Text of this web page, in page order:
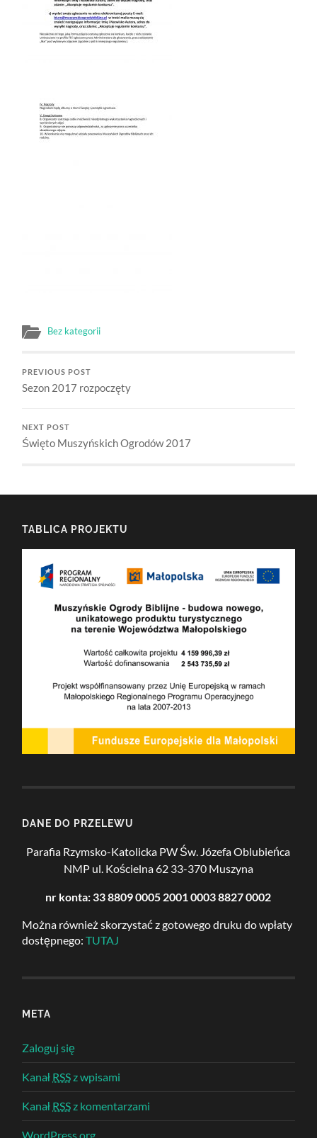
Bez kategorii
PREVIOUS POST
Sezon 2017 rozpoczęty
NEXT POST
Święto Muszyńskich Ogrodów 2017
TABLICA PROJEKTU
DANE DO PRZELEWU
Parafia Rzymsko-Katolicka PW Św. Józefa Oblubieńca
NMP ul. Kościelna 62 33-370 Muszyna
nr konta: 33 8809 0005 2001 0003 8827 0002
Można również skorzystać z gotowego druku do wpłaty
dostępnego: TUTAJ
META
Zaloguj się
Kanał RSSz wpisami
Kanał RSSz komentarzami
WordPress.org